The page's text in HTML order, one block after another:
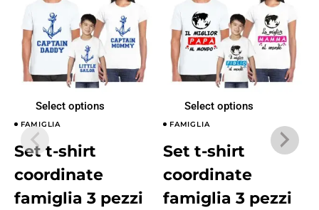
Select options
FAMIGLIA
Set t-shirt
coordinate
famiglia 3 pezzi
Select options
FAMIGLIA
Set t-shirt
coordinate
famiglia 3 pezzi